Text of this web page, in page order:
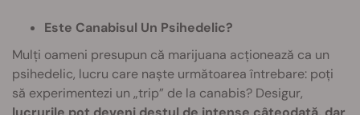
Este Canabisul Un Psihedelic?
Mulți oameni presupun că marijuana acționează ca un
psihedelic, lucru care naște următoarea întrebare: poți
să experimentezi un „trip” de la canabis? Desigur,